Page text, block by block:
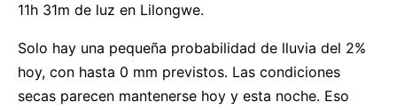
11h 31m de luz en Lilongwe.
Solo hay una pequeña probabilidad de lluvia del 2%
hoy, con hasta 0 mm previstos. Las condiciones
secas parecen mantenerse hoy y esta noche. Eso